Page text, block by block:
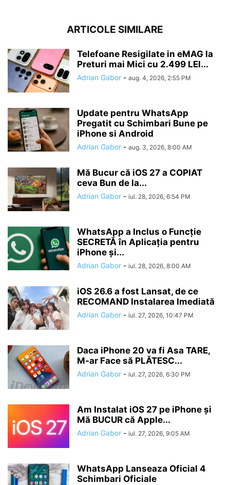
ARTICOLE SIMILARE
Telefoane Resigilate in eMAG la
Preturi mai Mici cu 2.499 LEI...
Adrian Gabor - aug. 4, 2026, 2:55 PM
Update pentru WhatsApp
Pregatit cu Schimbari Bune pe
iPhone si Android
Adrian Gabor - aug. 3, 2026, 8:00 AM
Mă Bucur că iOS 27 a COPIAT
ceva Bun de la...
Adrian Gabor - iul. 28, 2026, 6:54 PM
WhatsApp a Inclus o Funcție
SECRETĂ în Aplicația pentru
iPhone și...
Adrian Gabor - iul. 28, 2026, 8:00 AM
iOS 26.6 a fost Lansat, de ce
RECOMAND Instalarea Imediată
Adrian Gabor - iul. 27, 2026, 10:47 PM
Daca iPhone 20 va fi Asa TARE,
M-ar Face să PLĂTESC...
Adrian Gabor - iul. 27, 2026, 6:30 PM
Am Instalat iOS 27 pe iPhone și
Mă BUCUR că Apple...
Adrian Gabor - iul. 27, 2026, 9:05 AM
WhatsApp Lanseaza Oficial 4
Schimbari Oficiale